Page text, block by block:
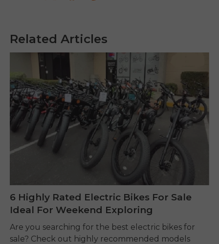
Related Articles
6 Highly Rated Electric Bikes For Sale
Ideal For Weekend Exploring
Are you searching for the best electric bikes for
sale? Check out highly recommended models